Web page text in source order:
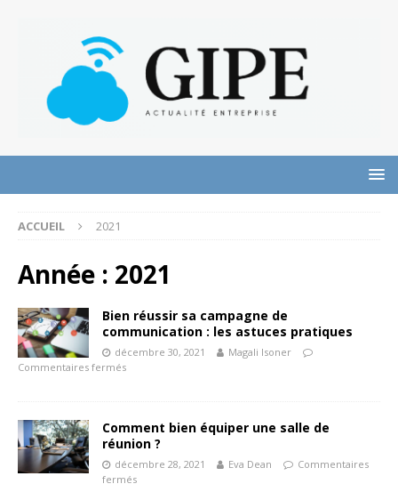
ACCUEIL 2021
Année : 2021
Bien réussir sa campagne de
communication : les astuces pratiques
décembre 30, 2021
Magali Isoner
Commentaires fermés
Comment bien équiper une salle de
réunion ?
décembre 28, 2021 Eva Dean
Commentaires
fermés